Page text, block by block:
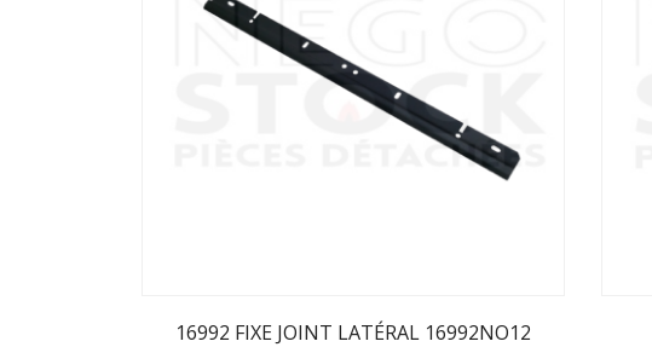
16992 FIXE JOINT LATÉRAL 16992NO12